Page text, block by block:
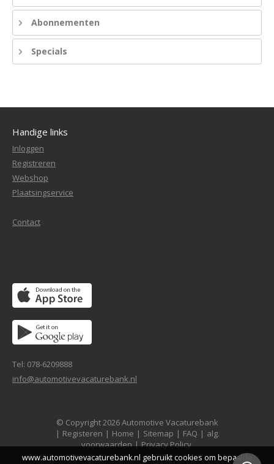
Abonnementen
Specials
Handige links
Inloggen
Registreren
Webshop
Plaatsingservice
Contact
Tel: 078-6209888
info@automotivevacaturebank.nl
© Copyright 2026 Automotive Vacaturebank
| Registeren | Home | Sitemap | FAQ | alg.
voorwaarden | Privacy Policy
www.automotivevacaturebank.nl gebruikt cookies om bepaalde